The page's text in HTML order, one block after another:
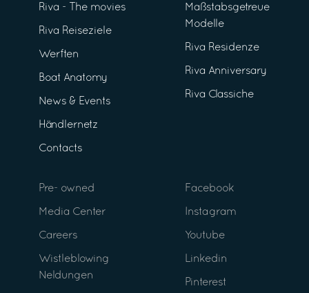
Riva - The movies
Riva Reiseziele
Werften
Boat Anatomy
News & Events
Händlernetz
Contacts
Maßstabsgetreue
Modelle
Riva Residenze
Riva Anniversary
Riva Classiche
Pre- owned
Media Center
Careers
Wistleblowing
Neldungen
Facebook
Instagram
Youtube
Linkedin
Pinterest